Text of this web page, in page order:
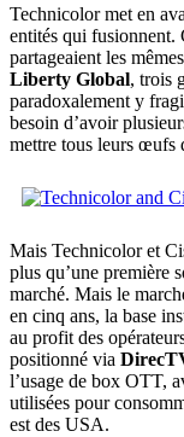
Technicolor met en
entités qui fusionnent.
partageaient les
Liberty Global, trois
paradoxalement y
besoin d’avoir
mettre tous leurs œufs
Mais Technicolor et
plus qu’une première
marché. Mais le
en cinq ans, la base
au profit des
positionné via
l’usage de box OTT,
utilisées pour
est des USA.